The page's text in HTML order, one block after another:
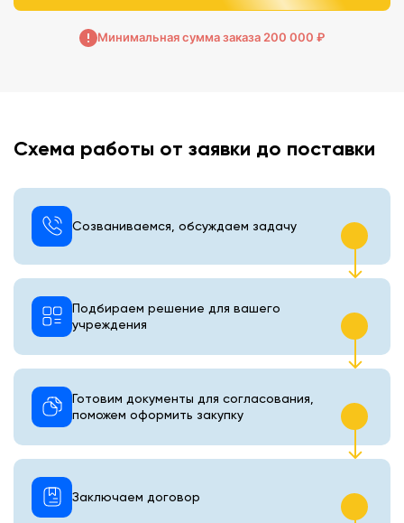
Минимальная сумма заказа 200 000 ₽
Схема работы от заявки до поставки
Созваниваемся, обсуждаем задачу
Подбираем решение для вашего
учреждения
Готовим документы для согласования,
поможем оформить закупку
Заключаем договор